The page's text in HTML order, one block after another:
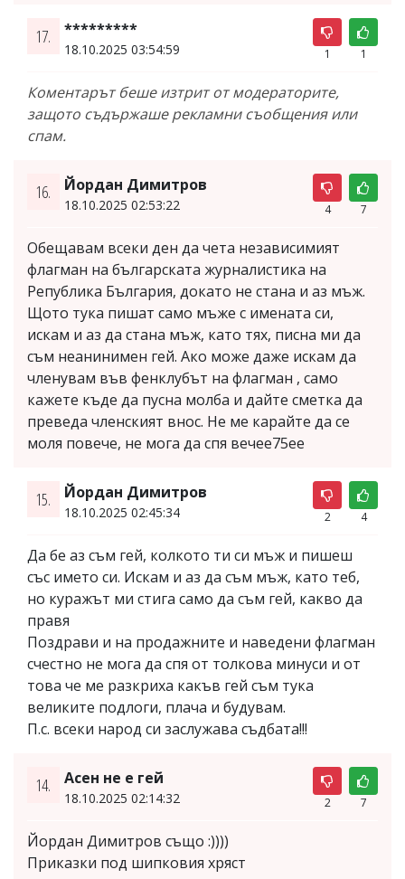
17. *********
18.10.2025 03:54:59 1 1
Коментарът беше изтрит от модераторите,
защото съдържаше рекламни съобщения или
спам.
16. Йордан Димитров
18.10.2025 02:53:22 4 7
Обещавам всеки ден да чета независимият
флагман на българската журналистика на
Република България, докато не стана и аз мъж.
Щото тука пишат само мъже с имената си,
искам и аз да стана мъж, като тях, писна ми да
съм неанинимен гей. Ако може даже искам да
членувам във фенклубът на флагман , само
кажете къде да пусна молба и дайте сметка да
преведа членският внос. Не ме карайте да се
моля повече, не мога да спя вечеe75ee
15. Йордан Димитров
18.10.2025 02:45:34 2 4
Да бе аз съм гей, колкото ти си мъж и пишеш
със името си. Искам и аз да съм мъж, като теб,
но куражът ми стига само да съм гей, какво да
правя
Поздрави и на продажните и наведени флагман
счестно не мога да спя от толкова минуси и от
това че ме разкриха какъв гей съм тука
великите подлоги, плача и будувам.
П.с. всеки народ си заслужава съдбата!!!
14. Асен не е гей
18.10.2025 02:14:32 2 7
Йордан Димитров също :))))
Приказки под шипковия хряст